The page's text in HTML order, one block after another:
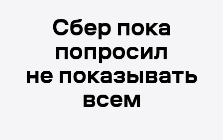
Cбер пока
попросил
не показывать
всем